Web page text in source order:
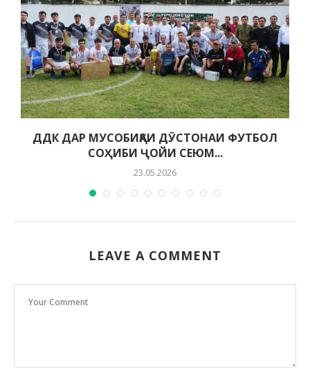
ДДК ДАР МУСОБИҚАИ ДӮСТОНАИ ФУТБОЛ
СОҲИБИ ҶОЙИ СЕЮМ...
23.05.2026
LEAVE A COMMENT